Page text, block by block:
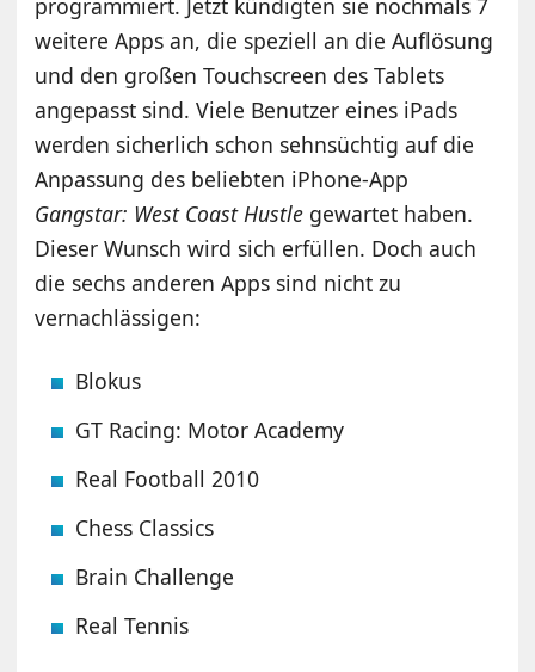
programmiert. Jetzt kündigten sie nochmals 7
weitere Apps an, die speziell an die Auflösung
und den großen Touchscreen des Tablets
angepasst sind. Viele Benutzer eines iPads
werden sicherlich schon sehnsüchtig auf die
Anpassung des beliebten iPhone-App
Gangstar: West Coast Hustle gewartet haben.
Dieser Wunsch wird sich erfüllen. Doch auch
die sechs anderen Apps sind nicht zu
vernachlässigen:
Blokus
GT Racing: Motor Academy
Real Football 2010
Chess Classics
Brain Challenge
Real Tennis